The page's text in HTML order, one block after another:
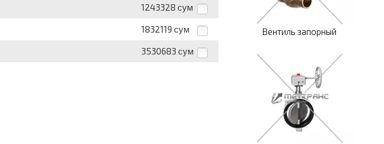
1243328 сум
1832119 сум
3530683 сум
Вентиль запорный